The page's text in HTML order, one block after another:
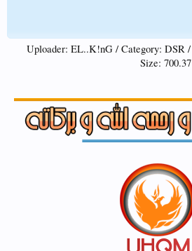
Uploader: EL..K!nG / Category: DSR
Size: